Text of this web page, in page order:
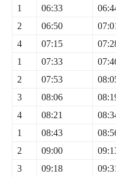
1 06:33
2
06:50
4
07:15
1
07:33
2
07:53
3
08:06
4
08:21
1
08:43
2
09:00
3
09:18